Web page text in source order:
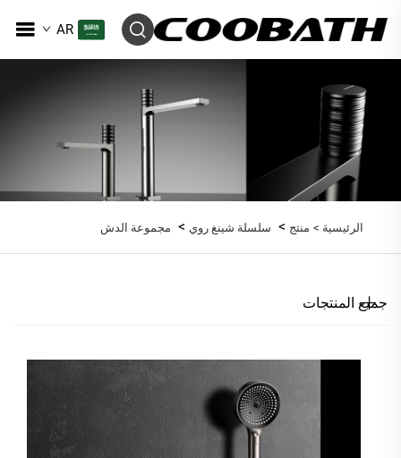
AR
الرئيسية > منتج > سلسلة شينغ روي > مجموعة الدش
جميع المنتجات